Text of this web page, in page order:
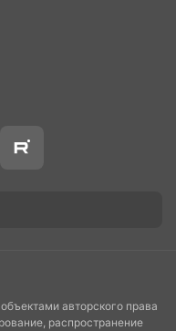
авторского права
распространение